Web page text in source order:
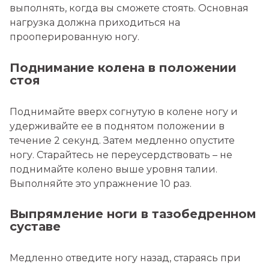
выполнять, когда вы сможете стоять. Основная
нагрузка должна приходиться на
прооперированную ногу.
Поднимание колена в положении
стоя
Поднимайте вверх согнутую в колене ногу и
удерживайте ее в поднятом положении в
течение 2 секунд. Затем медленно опустите
ногу. Старайтесь не переусердствовать – не
поднимайте колено выше уровня талии.
Выполняйте это упражнение 10 раз.
Выпрямление ноги в тазобедренном
суставе
Медленно отведите ногу назад, стараясь при